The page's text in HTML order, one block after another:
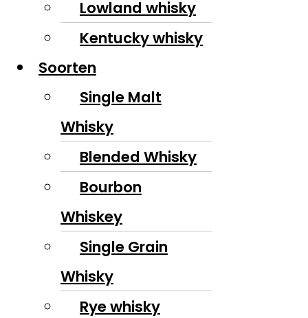
Lowland whisky
Kentucky whisky
Soorten
Single Malt
Whisky
Blended Whisky
Bourbon
Whiskey
Single Grain
Whisky
Rye whisky